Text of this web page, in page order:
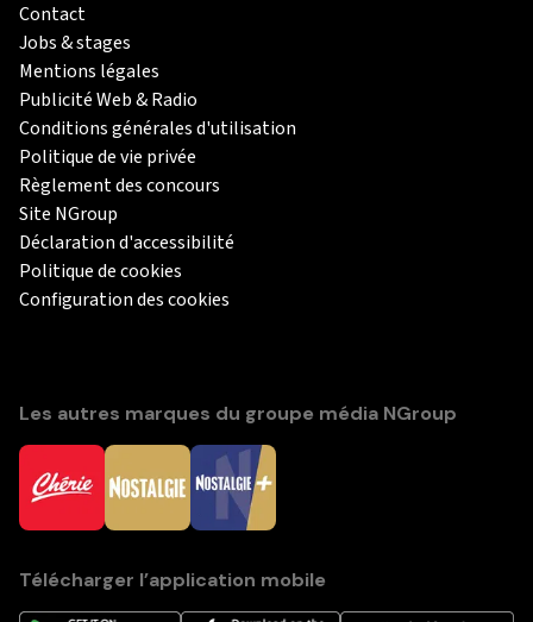
Contact
Jobs & stages
Mentions légales
Publicité Web & Radio
Conditions générales d'utilisation
Politique de vie privée
Règlement des concours
Site NGroup
Déclaration d'accessibilité
Politique de cookies
Configuration des cookies
Les autres marques du groupe média NGroup
Télécharger l’application mobile